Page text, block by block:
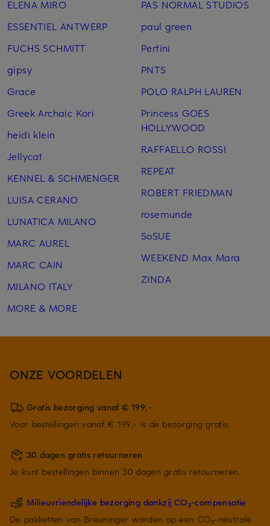
ELENA MIRO
ESSENTIEL ANTWERP
FUCHS SCHMITT
gipsy
Grace
Greek Archaic Kori
heidi klein
Jellycat
KENNEL & SCHMENGER
LUISA CERANO
LUNATICA MILANO
MARC AUREL
MARC CAIN
MILANO ITALY
MORE & MORE
PAS NORMAL STUDIOS
paul green
Pertini
PNTS
POLO RALPH LAUREN
Princess GOES
HOLLYWOOD
RAFFAELLO ROSSI
REPEAT
ROBERT FRIEDMAN
rosemunde
SoSUE
WEEKEND Max Mara
ZINDA
ONZE VOORDELEN
Gratis bezorging vanaf € 199,-
Voor bestellingen vanaf € 199,- is de bezorging gratis.
30 dagen gratis retourneren
Je kunt bestellingen binnen 30 dagen gratis retourneren.
Milieuvriendelijke bezorging dankzij CO₂-compensatie
De pakketten van Breuninger worden op een CO₂-neutrale